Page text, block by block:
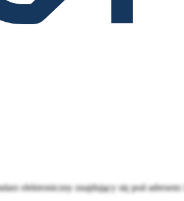
elektroniczny znajdujący się pod adresem: